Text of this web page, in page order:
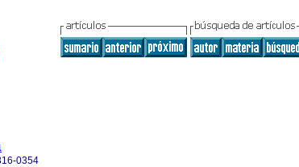
0354